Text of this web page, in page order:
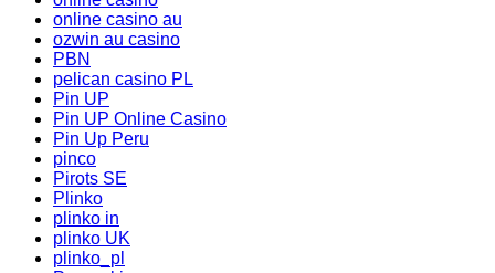
online casino au
ozwin au casino
PBN
pelican casino PL
Pin UP
Pin UP Online Casino
Pin Up Peru
pinco
Pirots SE
Plinko
plinko in
plinko UK
plinko_pl